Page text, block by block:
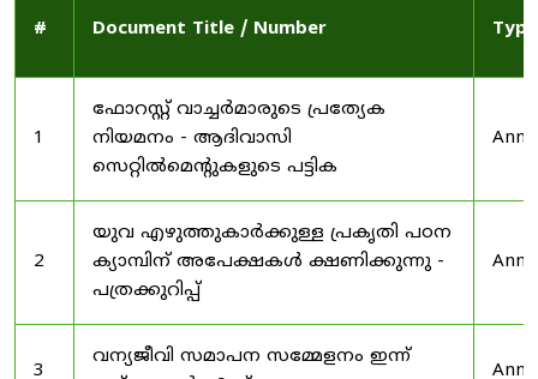
# Document Title / Number Type
1
ഫോറസ്റ്റ് വാച്ചർമാരുടെ പ്രത്യേക
നിയമനം - ആദിവാസി
സെറ്റിൽമെന്റുകളുടെ പട്ടിക
2
യുവ എഴുത്തുകാർക്കുള്ള പ്രകൃതി പഠന
ക്യാമ്പിന് അപേക്ഷകൾ ക്ഷണിക്കുന്നു -
പത്രക്കുറിപ്പ്
3
വന്യജീവി സമാപന സമ്മേളനം ഇന്ന്